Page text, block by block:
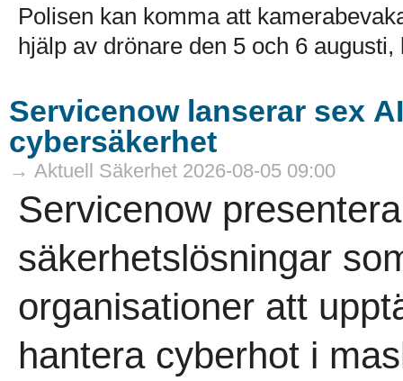
Polisen kan komma att
hjälp av drönare den 5 och 6 augusti,
Servicenow lanserar sex
cybersäkerhet
→ Aktuell Säkerhet 2026-08-05 09:00
Servicenow
säkerhetslösningar
organisationer att
hantera cyberhot i